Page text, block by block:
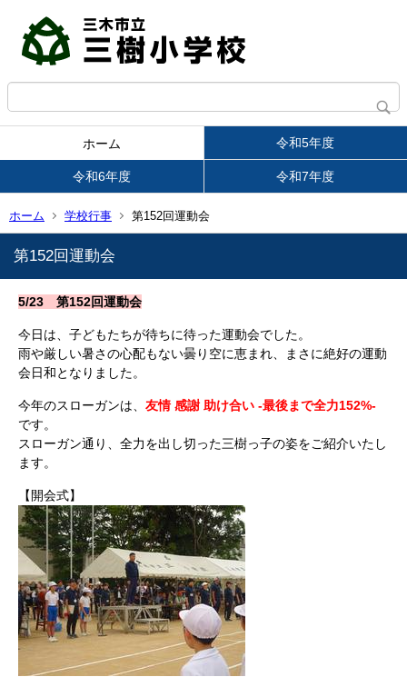
ホーム 令和5年度
令和6年度 令和7年度
ホーム 学校行事 第152回運動会
第152回運動会
5/23 第152回運動会
今日は、子どもたちが待ちに待った運動会でした。
雨や厳しい暑さの心配もない曇り空に恵まれ、まさに絶好の運動
会日和となりました。
今年のスローガンは、 友情 感謝 助け合い -最後まで全力152%-
です。
スローガン通り、全力を出し切った三樹っ子の姿をご紹介いたし
ます。
【開会式】